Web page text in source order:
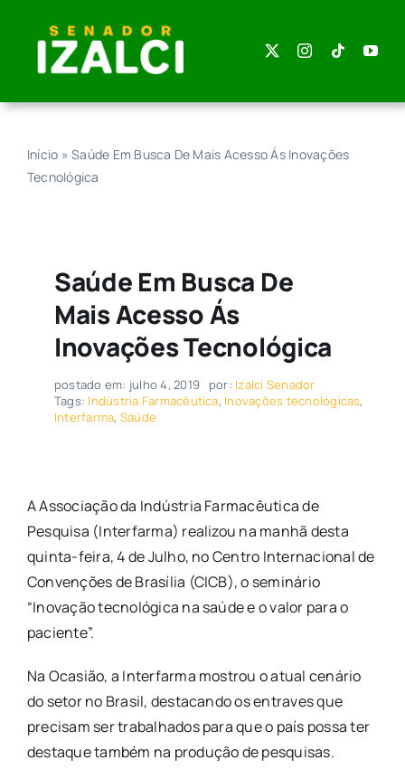
content
Início »Saúde Em Busca De Mais Acesso Ás Inovações
Tecnológica
Saúde Em Busca De
Mais Acesso Ás
Inovações Tecnológica
postado em: julho 4, 2019 por: Izalci Senador
Tags: Indústria Farmacêutica, Inovações tecnológicas,
Interfarma, Saúde
A Associação da Indústria Farmacêutica de
Pesquisa (Interfarma) realizou na manhã desta
quinta-feira, 4 de Julho, no Centro Internacional de
Convenções de Brasília (CICB), o seminário
“Inovação tecnológica na saúde e o valor para o
paciente”.
Na Ocasião, a Interfarma mostrou o atual cenário
do setor no Brasil, destacando os entraves que
precisam ser trabalhados para que o país possa ter
destaque também na produção de pesquisas.